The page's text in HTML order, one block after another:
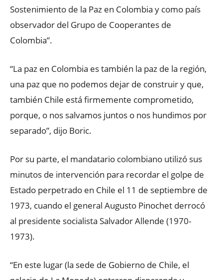
Sostenimiento de la Paz en Colombia y como país
observador del Grupo de Cooperantes de
Colombia”.
“La paz en Colombia es también la paz de la región,
una paz que no podemos dejar de construir y que,
también Chile está firmemente comprometido,
porque, o nos salvamos juntos o nos hundimos por
separado”, dijo Boric.
Por su parte, el mandatario colombiano utilizó sus
minutos de intervención para recordar el golpe de
Estado perpetrado en Chile el 11 de septiembre de
1973, cuando el general Augusto Pinochet derrocó
al presidente socialista Salvador Allende (1970-
1973).
“En este lugar (la sede de Gobierno de Chile, el